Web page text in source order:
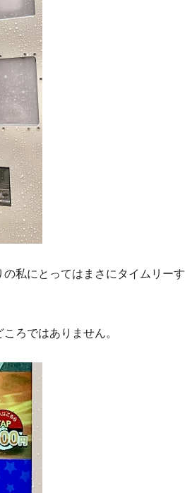
私にとってはまさにタイムリーす
ろではありません。